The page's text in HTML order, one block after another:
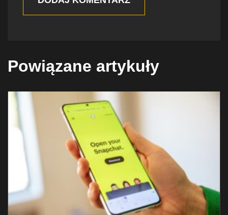
Powiązane artykuły